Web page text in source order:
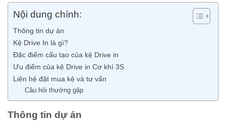
Nội dung chính:
Thông tin dự án
Kệ Drive In là gì?
Đặc điểm cấu tạo của kệ Drive in
Ưu điểm của kệ Drive in Cơ khí 3S
Liên hệ đặt mua kệ và tư vấn
Câu hỏi thường gặp
Thông tin dự án